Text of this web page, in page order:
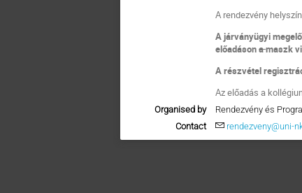
A rendezvény
A járványügyi
előadásonamaszk
A részvétel
Az előadás a
Organised by
Rendezvény és
Contact
rendezveny@uni-